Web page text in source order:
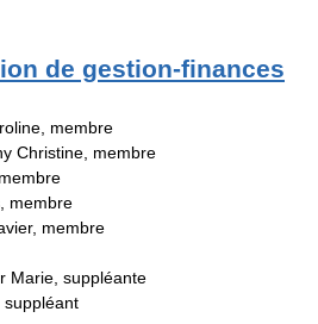
de gestion-finances
membre
Christine, membre
membre
membre
Marie, suppléante
suppléant